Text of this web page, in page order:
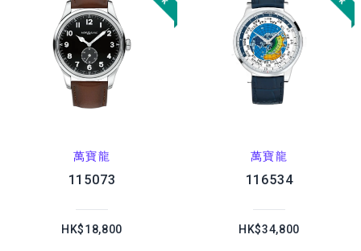
萬寶龍
115073
HK$18,800
萬寶龍
116534
HK$34,800